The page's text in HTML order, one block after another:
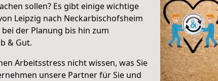
sollen? Es gibt einige wichtige
Leipzig nach Neckarbischofsheim
der Planung bis hin zum
& Gut.
Arbeitsstress nicht wissen, was Sie
unsere Partner für Sie und